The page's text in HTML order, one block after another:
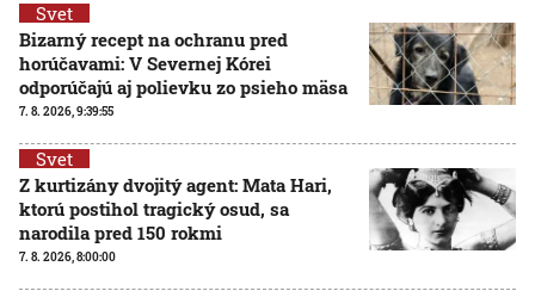
Svet
Bizarný recept na ochranu pred
horúčavami: V Severnej Kórei
odporúčajú aj polievku zo psieho mäsa
7. 8. 2026, 9:39:55
Svet
Z kurtizány dvojitý agent: Mata Hari,
ktorú postihol tragický osud, sa
narodila pred 150 rokmi
7. 8. 2026, 8:00:00